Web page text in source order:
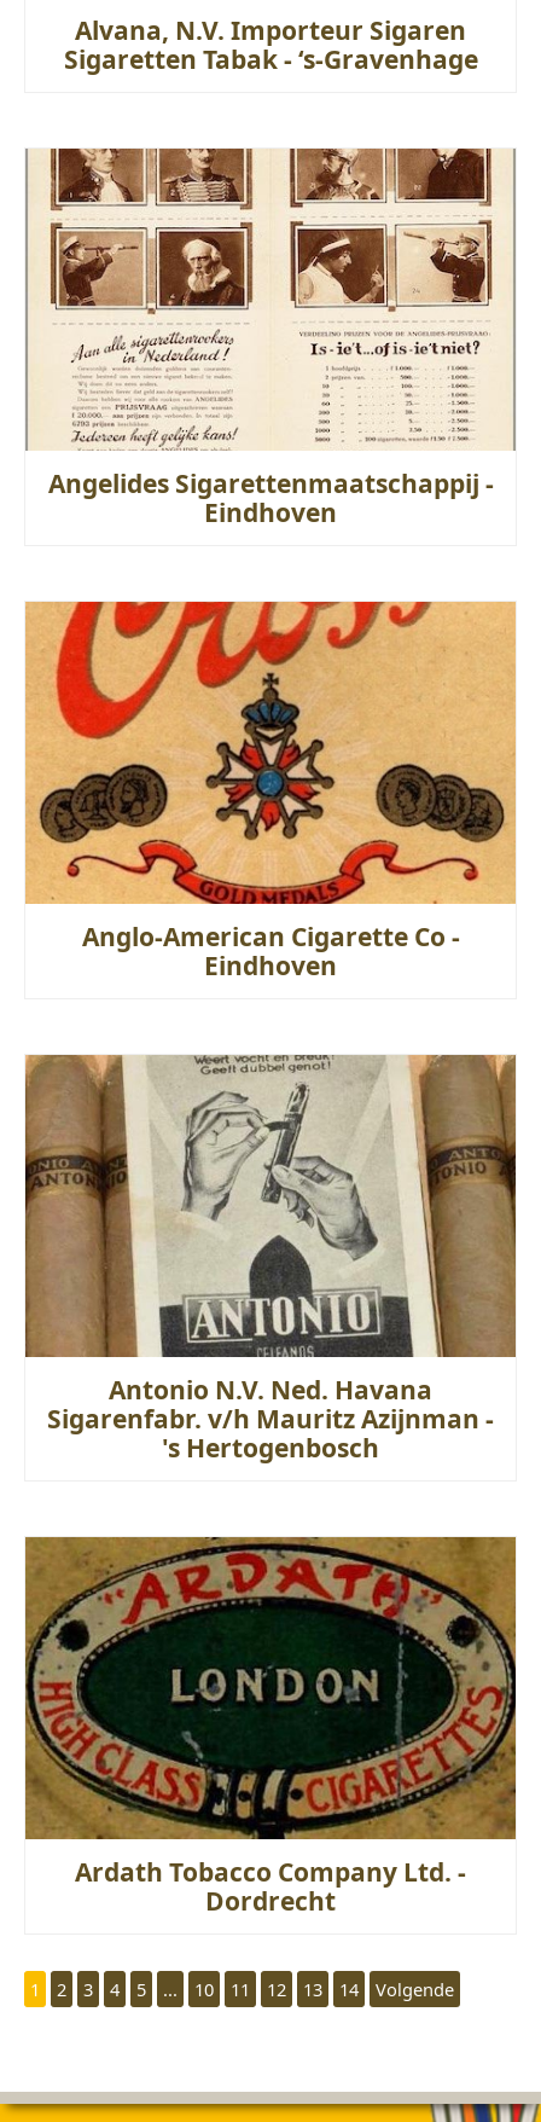
Alvana, N.V. Importeur Sigaren
Sigaretten Tabak - ‘s-Gravenhage
Angelides Sigarettenmaatschappij -
Eindhoven
Anglo-American Cigarette Co -
Eindhoven
Antonio N.V. Ned. Havana
Sigarenfabr. v/h Mauritz Azijnman -
's Hertogenbosch
Ardath Tobacco Company Ltd. -
Dordrecht
1 2 3 4 5 ... 10 11 12 13 14 Volgende